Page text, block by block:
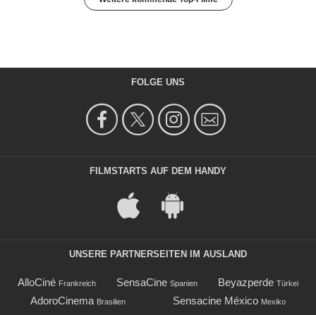
FOLGE UNS
FILMSTARTS AUF DEM HANDY
UNSERE PARTNERSEITEN IM AUSLAND
AlloCiné Frankreich SensaCine Spanien Beyazperde Türkei
AdoroCinema Brasilien Sensacine México Mexiko